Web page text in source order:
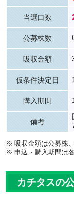
当選口数
公募株数
吸収金額
仮条件決定日
購入期間
備考
※ 吸収金額は公募株
※ 申込・購入期間は
カチタスの